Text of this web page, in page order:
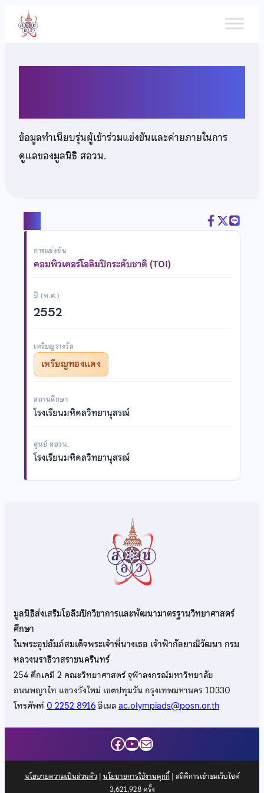
เนื้อหา
ข้อมูลทำเนียบรุ่นผู้เข้าร่วมแข่งขันและค่ายภายในการ
ดูแลของมูลนิธิ สอวน.
การแข่งขัน
คอมพิวเตอร์โอลิมปิกระดับชาติ (TOI)
ปี (พ.ศ.)
2552
เหรียญรางวัล
เหรียญทองแดง
สถานศึกษา
โรงเรียนมหิดลวิทยานุสรณ์
ศูนย์ สอวน.
โรงเรียนมหิดลวิทยานุสรณ์
มูลนิธิส่งเสริมโอลิมปิกวิชาการและพัฒนามาตรฐานวิทยาศาสตร์
ศึกษา
ในพระอุปถัมภ์สมเด็จพระเจ้าพี่นางเธอ เจ้าฟ้ากัลยาณิวัฒนา กรม
หลวงนราธิวาสราชนครินทร์
254 ตึกเคมี 2 คณะวิทยาศาสตร์ จุฬาลงกรณ์มหาวิทยาลัย
ถนนพญาไท แขวงวังใหม่ เขตปทุมวัน กรุงเทพมหานคร 10330
โทรศัพท์0 2252 8916อีเมลac.olympiads@posn.or.th
Facebook
YouTube
Mail
นโยบายความเป็นส่วนตัว| นโยบายการใช้งานคุกกี้| สถิติการเข้าชมเว็บไซต์
3,621,928ครั้ง